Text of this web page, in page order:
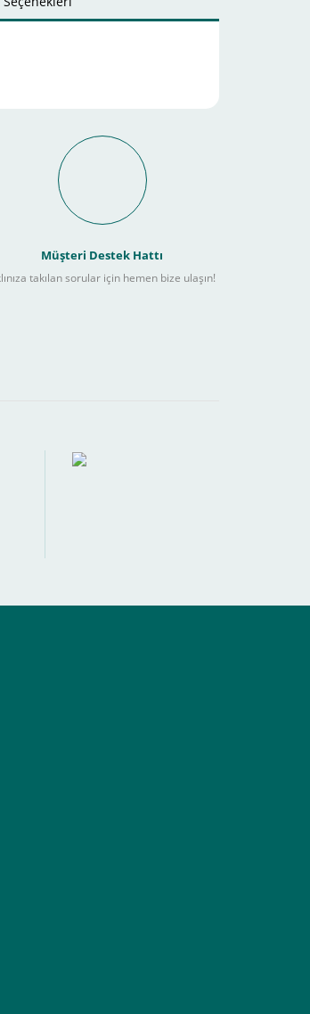
Nasıl
Müşteri Destek Hattı
takılan sorular için hemen bize ulaşın!